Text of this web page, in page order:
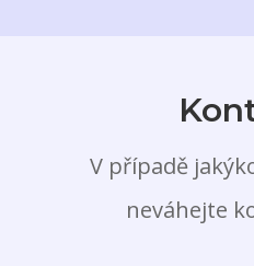
V případě
neváhejte